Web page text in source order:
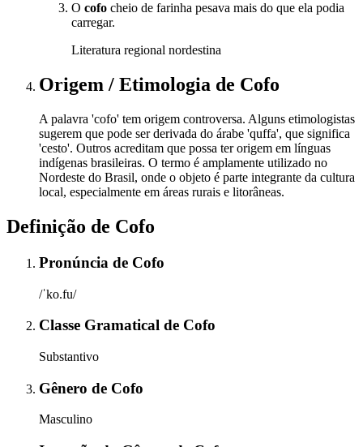
O cofo cheio de farinha pesava mais do que ela podia
carregar.
Literatura regional nordestina
Origem / Etimologia de Cofo
A palavra 'cofo' tem origem controversa. Alguns etimologistas
sugerem que pode ser derivada do árabe 'quffa', que significa
'cesto'. Outros acreditam que possa ter origem em línguas
indígenas brasileiras. O termo é amplamente utilizado no
Nordeste do Brasil, onde o objeto é parte integrante da cultura
local, especialmente em áreas rurais e litorâneas.
Definição de Cofo
Pronúncia de Cofo
/ˈko.fu/
Classe Gramatical de Cofo
Substantivo
Gênero de Cofo
Masculino